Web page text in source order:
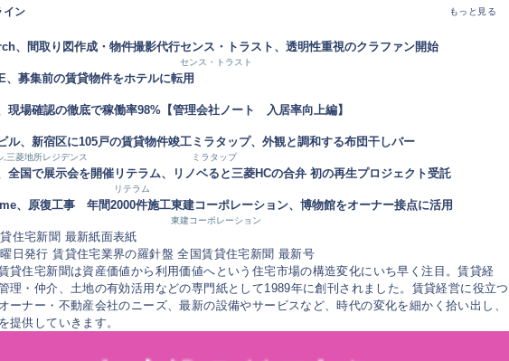
イン もっと見る
、間取り図作成・物件撮影代行センス・トラスト、透明性重視のクラファン開始
センス・トラスト
、募集前の賃貸物件をホテルに転用
現場確認の徹底で稼働率98%【管理会社ノート 入居率向上編】
ル、新宿区に105戸の賃貸物件竣工
,三菱地所レジデンス
ミラタップ、外観と調和する布団干しバー
ミラタップ
全国で展示会を開催リテラム、リノベると三菱HCの合弁 初の再生プロジェクト受託
リテラム
、原復工事 年間2000件施工東建コーポレーション、博物館をオーナー接点に活用
東建コーポレーション
貸住宅新聞は資産価値から利用価値へという住宅市場の構造変化にいち早く注目。賃貸経
理・仲介、土地の有効活用などの専門紙として1989年に創刊されました。賃貸経営に役立つ
ーナー・不動産会社のニーズ、最新の設備やサービスなど、時代の変化を細かく拾い出し、
提供していきます。